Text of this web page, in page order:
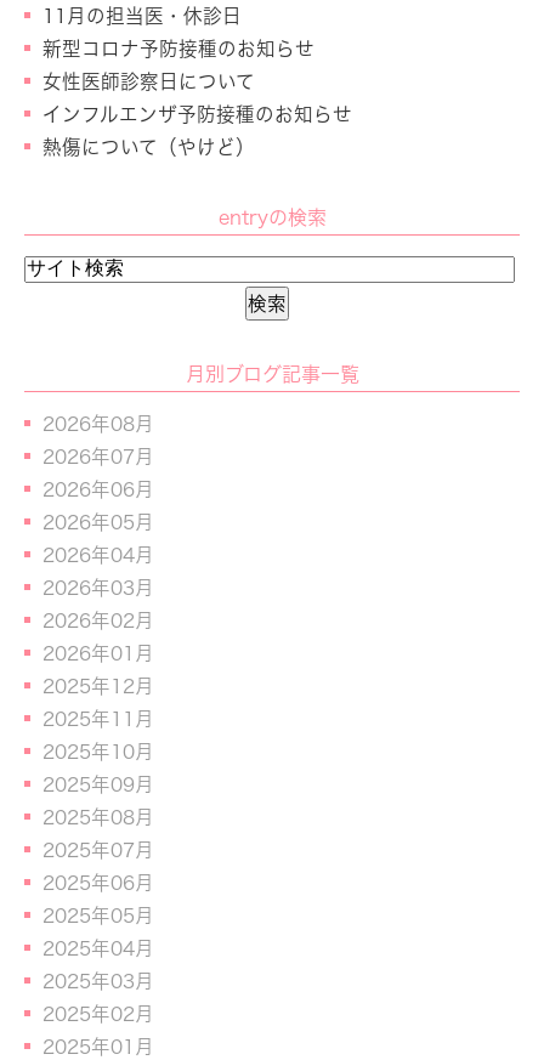
11月の担当医・休診日
新型コロナ予防接種のお知らせ
女性医師診察日について
インフルエンザ予防接種のお知らせ
熱傷について（やけど）
entryの検索
月別ブログ記事一覧
2026年08月
2026年07月
2026年06月
2026年05月
2026年04月
2026年03月
2026年02月
2026年01月
2025年12月
2025年11月
2025年10月
2025年09月
2025年08月
2025年07月
2025年06月
2025年05月
2025年04月
2025年03月
2025年02月
2025年01月